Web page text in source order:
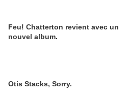
Feu! Chatterton revient avec un
nouvel album.
Otis Stacks, Sorry.